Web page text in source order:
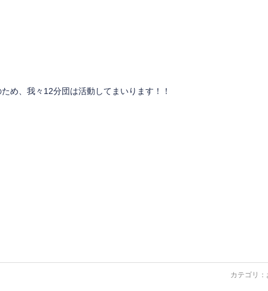
め、我々12分団は活動してまいります！！
カテゴリ：